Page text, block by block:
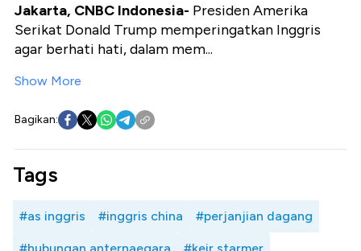
Jakarta, CNBC Indonesia- Presiden Amerika
Serikat Donald Trump memperingatkan Inggris
agar berhati hati, dalam mem...
Show More
Bagikan:
Tags
#as inggris #inggris china #perjanjian dagang